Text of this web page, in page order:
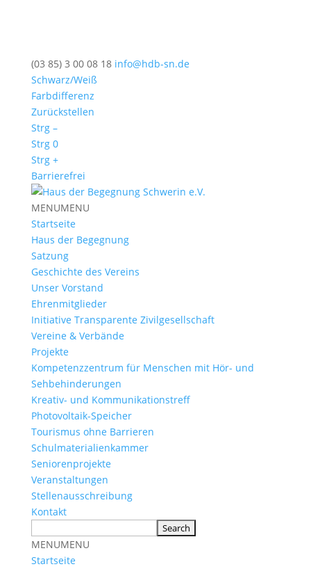
(03 85) 3 00 08 18 info@hdb-sn.de
Schwarz/Weiß
Farbdifferenz
Zurückstellen
Strg –
Strg 0
Strg +
Barrierefrei
MENUMENU
Startseite
Haus der Begegnung
Satzung
Geschichte des Vereins
Unser Vorstand
Ehrenmitglieder
Initiative Transparente Zivilgesellschaft
Vereine & Verbände
Projekte
Kompetenzzentrum für Menschen mit Hör- und
Sehbehinderungen
Kreativ- und Kommunikationstreff
Photovoltaik-Speicher
Tourismus ohne Barrieren
Schulmaterialienkammer
Seniorenprojekte
Veranstaltungen
Stellenausschreibung
Kontakt
MENUMENU
Startseite